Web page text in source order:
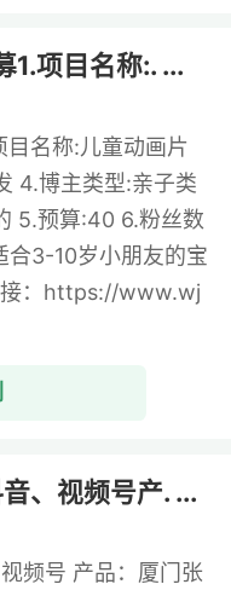
1.项目名称:. ...
目名称:儿童动画片
4.博主类型:亲子类
5.预算:40 6.粉丝数
合3-10岁小朋友的宝
接：https://www.wj
、视频号产. ...
频号 产品：厦门张